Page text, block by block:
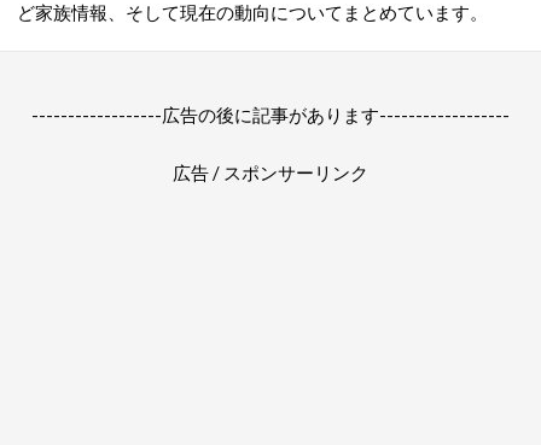
ど家族情報、そして現在の動向についてまとめています。
------------------広告の後に記事があります------------------
広告 / スポンサーリンク